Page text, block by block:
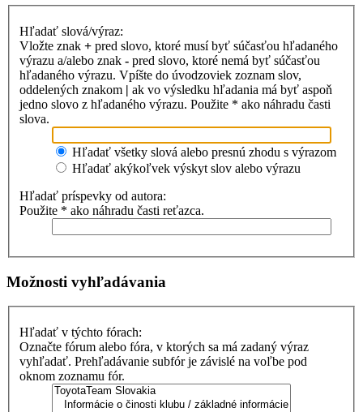
Hľadať slová/výraz:
Vložte znak + pred slovo, ktoré musí byť súčasťou hľadaného
výrazu a/alebo znak - pred slovo, ktoré nemá byť súčasťou
hľadaného výrazu. Vpíšte do úvodzoviek zoznam slov,
oddelených znakom | ak vo výsledku hľadania má byť aspoň
jedno slovo z hľadaného výrazu. Použite * ako náhradu časti
slova.
Hľadať všetky slová alebo presnú zhodu s výrazom
Hľadať akýkoľvek výskyt slov alebo výrazu
Hľadať príspevky od autora:
Použite * ako náhradu časti reťazca.
Možnosti vyhľadávania
Hľadať v týchto fórach:
Označte fórum alebo fóra, v ktorých sa má zadaný výraz
vyhľadať. Prehľadávanie subfór je závislé na voľbe pod
oknom zoznamu fór.